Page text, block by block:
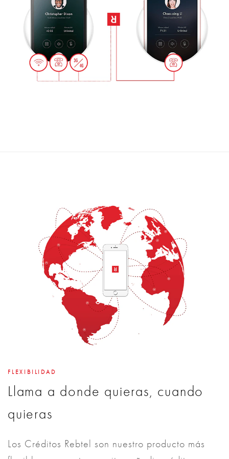
FLEXIBILIDAD
Llama a donde quieras, cuando
quieras
Los Créditos Rebtel son nuestro producto más